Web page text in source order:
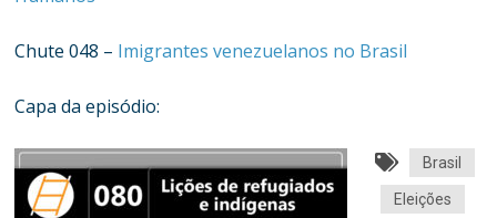
Chute 048 – Imigrantes venezuelanos no Brasil
Capa da episódio:
Brasil
Eleições